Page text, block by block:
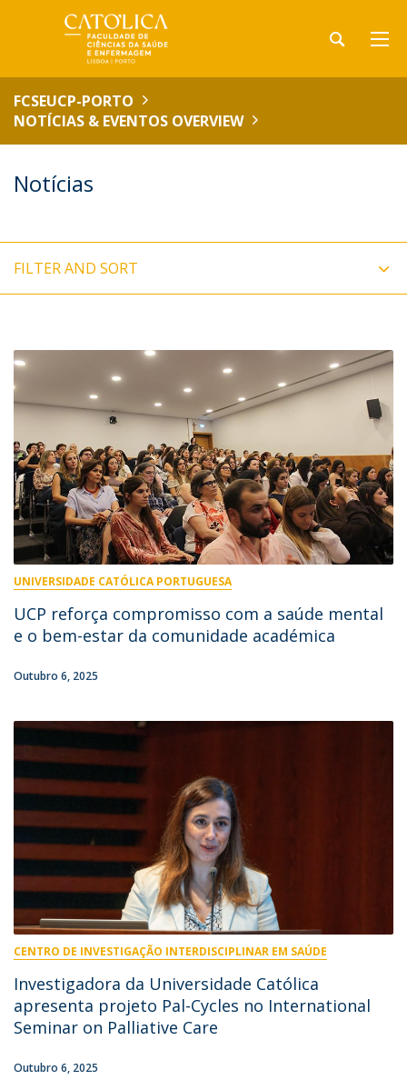
FCSEUCP-PORTO
NOTÍCIAS & EVENTOS OVERVIEW
Notícias
FILTER AND SORT
UNIVERSIDADE CATÓLICA PORTUGUESA
UCP reforça compromisso com a saúde mental
e o bem-estar da comunidade académica
Outubro 6, 2025
CENTRO DE INVESTIGAÇÃO INTERDISCIPLINAR EM SAÚDE
Investigadora da Universidade Católica
apresenta projeto Pal-Cycles no International
Seminar on Palliative Care
Outubro 6, 2025